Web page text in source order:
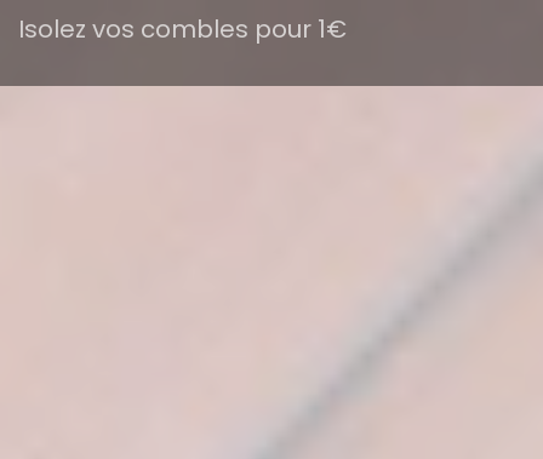
Isolez vos combles pour 1€